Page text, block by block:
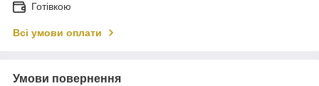
Готівкою
Всі умови оплати
Умови повернення